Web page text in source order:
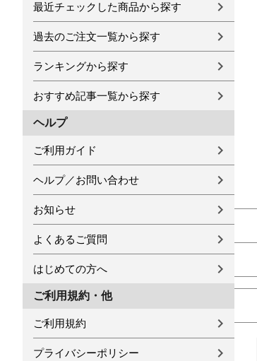
最近チェックした商品から探す
過去のご注文一覧から探す
ランキングから探す
おすすめ記事一覧から探す
ヘルプ
ご利用ガイド
ヘルプ／お問い合わせ
お知らせ
よくあるご質問
はじめての方へ
ご利用規約・他
ご利用規約
プライバシーポリシー